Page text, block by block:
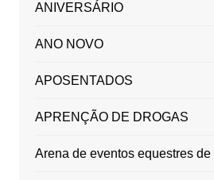
ANIVERSÁRIO
ANO NOVO
APOSENTADOS
APRENÇÃO DE DROGAS
Arena de eventos equestres